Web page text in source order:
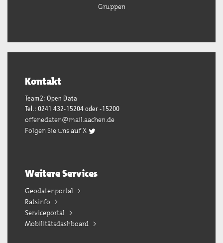
Gruppen
Kontakt
Team2: Open Data
Tel.: 0241 432-15204 oder -15200
offenedaten@mail.aachen.de
Folgen Sie uns auf X
Weitere Services
Geodatenportal
Ratsinfo
Serviceportal
Mobilitätsdashboard